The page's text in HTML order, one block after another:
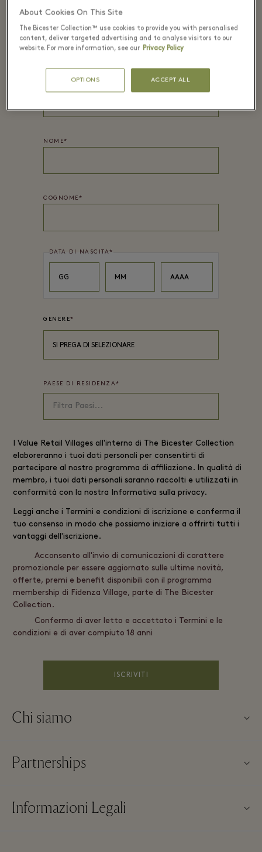
EMAIL*
PASSWORD*
NOME*
COGNOME*
DATA DI NASCITA*
Day
GG
Month
MM
Year
AAAA
GENERE*
SI PREGA DI SELEZIONARE
PAESE DI RESIDENZA*
IValue Retail Villages all'interno di The Bicester Collection
elaboreranno i tuoi dati personali per consentirti di
partecipare al nostro programma di affiliazione. In qualità di
membro, i tuoi dati personali saranno raccolti e utilizzati in
conformità con la nostra Informativa sulla privacy.
Leggi anche i Termini e condizioni di iscrizione e conferma il
tuo consenso in modo che possiamo iniziare a offrirti tutti i
vantaggi dell'iscrizione.
Acconsento all'invio di comunicazioni di carattere
promozionale per essere aggiornato sulle ultime novità,
offerte, premi e benefit disponibili con il programma
membership di Fidenza Village, parte di The Bicester
Collection.
Confermo di aver letto e accettato i Termini e le
condizioni e di aver compiuto 18 anni
ISCRIVITI
Chi siamo
FAQs
Partnerships
Diventa un partner
Informazioni Legali
About Cookies On This Site
The Bicester Collection™ use cookies to provide you with personalised
content, deliver targeted advertising and to analyse visitors to our
website. For more information, see our Privacy Policy
OPTIONS ACCEPT ALL